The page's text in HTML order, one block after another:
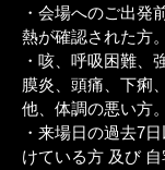
・会場へのご出発
熱が確認された方。
・咳、呼吸困難、
膜炎、頭痛、下痢
他、体調の悪い方。
・来場日の過去7
けている方 及び 自